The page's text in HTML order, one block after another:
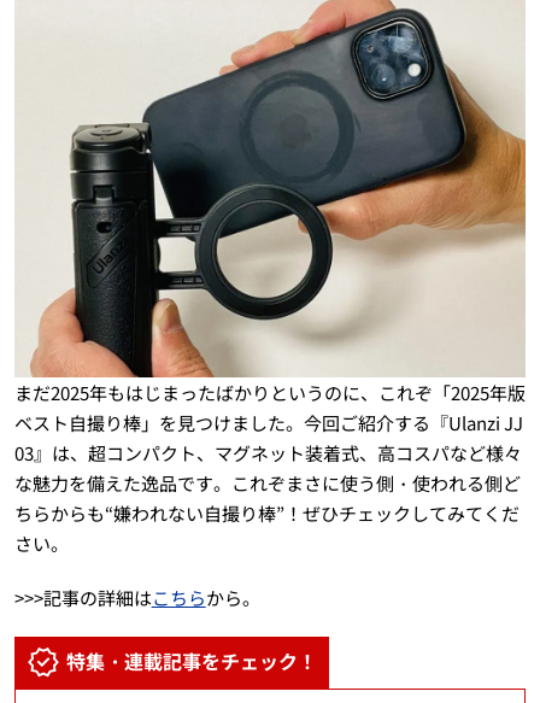
まだ2025年もはじまったばかりというのに、これぞ「2025年版
ベスト自撮り棒」を見つけました。今回ご紹介する『Ulanzi JJ
03』は、超コンパクト、マグネット装着式、高コスパなど様々
な魅力を備えた逸品です。これぞまさに使う側・使われる側ど
ちらからも“嫌われない自撮り棒”！ぜひチェックしてみてくだ
さい。
>>>記事の詳細はこちらから。
特集・連載記事をチェック！